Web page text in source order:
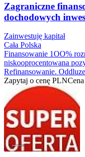
Zagraniczne
dochodowych inwes
Zainwestuję kapitał
Cała Polska
Finansowanie 1OO%
niskooprocentowana
Refinansowanie.
Zapytaj o cenę PLN